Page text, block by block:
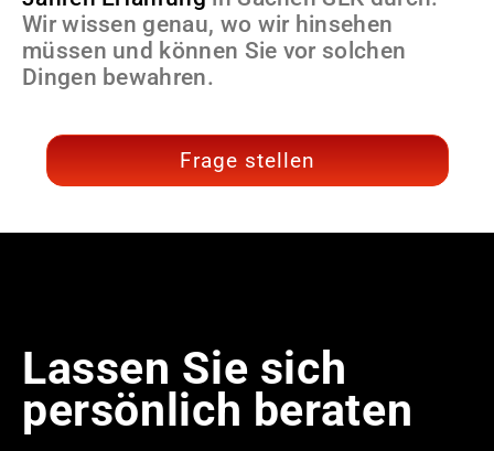
Wir wissen genau, wo wir hinsehen
müssen und können Sie vor solchen
Dingen bewahren.
Frage stellen
Lassen Sie sich
persönlich beraten